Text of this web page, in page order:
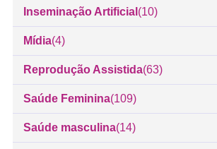
Inseminação Artificial (10)
Mídia(4)
Reprodução Assistida(63)
Saúde Feminina(109)
Saúde masculina(14)